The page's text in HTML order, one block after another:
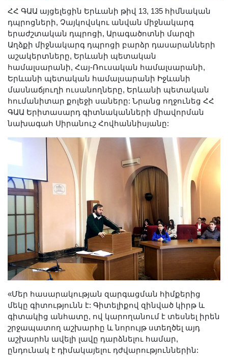
Նորություններ
Գիտական արդյունքներ
Սփյուռքի գիտնականները
Երիտասարդ գիտնականի
ամբիոն
Մեր երախտավորները
Հայտարարություններ
Կայքի քարտեզ
ՀՀ ԳԱԱ այցելեցին Երևանի թիվ 13, 135 հիմնական
դպրոցների, Չայկովսկու անվան միջնակարգ
երաժշտական դպրոցի, Արագածոտնի մարզի
Աղձքի միջնակարգ դպրոցի բարձր դասարանների
աշակերտները, Երևանի պետական
համալսարանի, Հայ-Ռուսական համալսարանի,
Երևանի պետական համալսարանի Իջևանի
մասնաճյուղի ուսանողները, Երևանի պետական
հումանիտար քոլեջի սաները: Նրանց ողջունեց ՀՀ
ԳԱԱ Երիտասարդ գիտնականների միավորման
նախագահ Սիրանուշ Հովհաննիսյանը:
«Մեր հասարակության զարգացման հիմքերից
մեկը գիտությունն է: Գիտելիքով զինված կիրթ և
գիտակից անհատը, ով կարողանում է տեսնել իրեն
շրջապատող աշխարհը և նորույթ ստեղծել այդ
աշխարհն ավելի լավը դարձնելու համար,
ընդունակ է դիմակայելու դժվարություններին: